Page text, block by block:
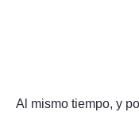
Al mismo tiempo, y